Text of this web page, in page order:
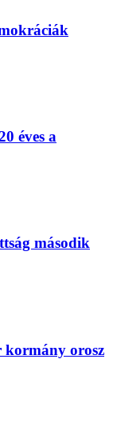
éves a
második
kormány orosz